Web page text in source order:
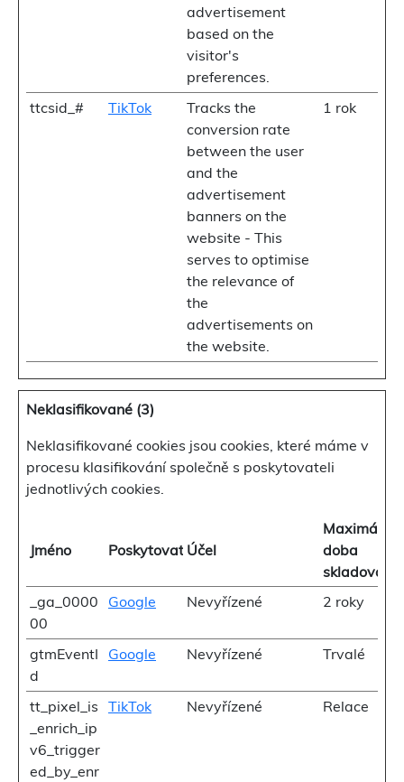
advertisement
based on the
visitor's
preferences.
ttcsid_# TikTok
Tracks the
conversion rate
between the user
and the
advertisement
banners on the
website - This
serves to optimise
the relevance of
the
advertisements on
the website.
1 rok
Neklasifikované (3)
Neklasifikované cookies jsou cookies, které máme v
procesu klasifikování společně s poskytovateli
jednotlivých cookies.
Jméno PoskytovatelÚčel
Maximální
doba
skladování
_ga_0000
00
Google Nevyřízené 2 roky
gtmEventI
d
Google Nevyřízené Trvalé
tt_pixel_is
_enrich_ip
v6_trigger
ed_by_enr
TikTok Nevyřízené Relace